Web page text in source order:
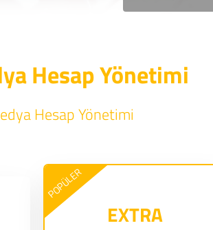
Hesap Yönetimi
Hesap Yönetimi
POPÜLER
EXTRA